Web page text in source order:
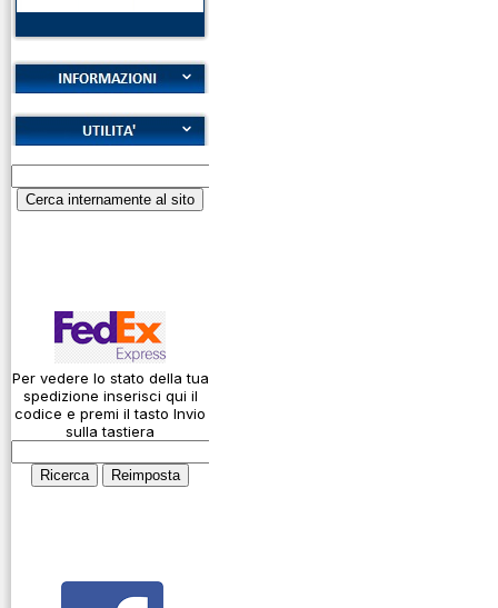
Cookies
Diritto di recesso
Garanzie
Alfabeto Fonetico
ICAO
Codice Q
Come si usa un
cavo
Connessioni
microfoniche
Cosa è l' ADS-B
antenne e cavi
Per vedere lo stato della tua
spedizione inserisci qui il
codice e premi il tasto Invio
sulla tastiera